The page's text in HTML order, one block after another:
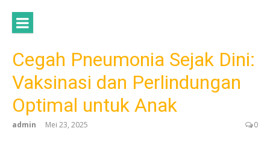
Cegah Pneumonia Sejak Dini:
Vaksinasi dan Perlindungan
Optimal untuk Anak
admin Mei 23, 2025 0